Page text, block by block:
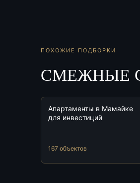
ПОХОЖИЕ ПОДБОРКИ
СМЕЖНЫЕ
Апартаменты в Мамайке
для инвестиций
167 объектов